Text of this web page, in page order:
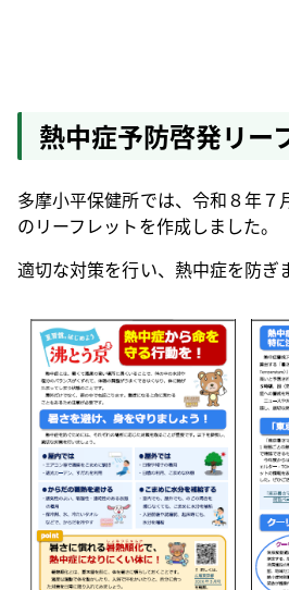
熱中症予防啓発リー
多摩小平保健所では、令和８年７
のリーフレットを作成しました。
適切な対策を行い、熱中症を防ぎ